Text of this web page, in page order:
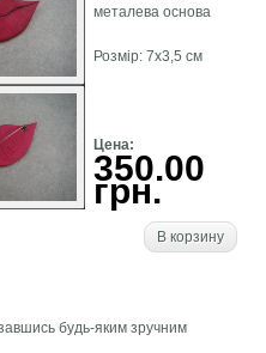
металева основа
Розмір: 7х3,5 см
Цена:
350.00
грн.
В корзину
будь-яким зручним